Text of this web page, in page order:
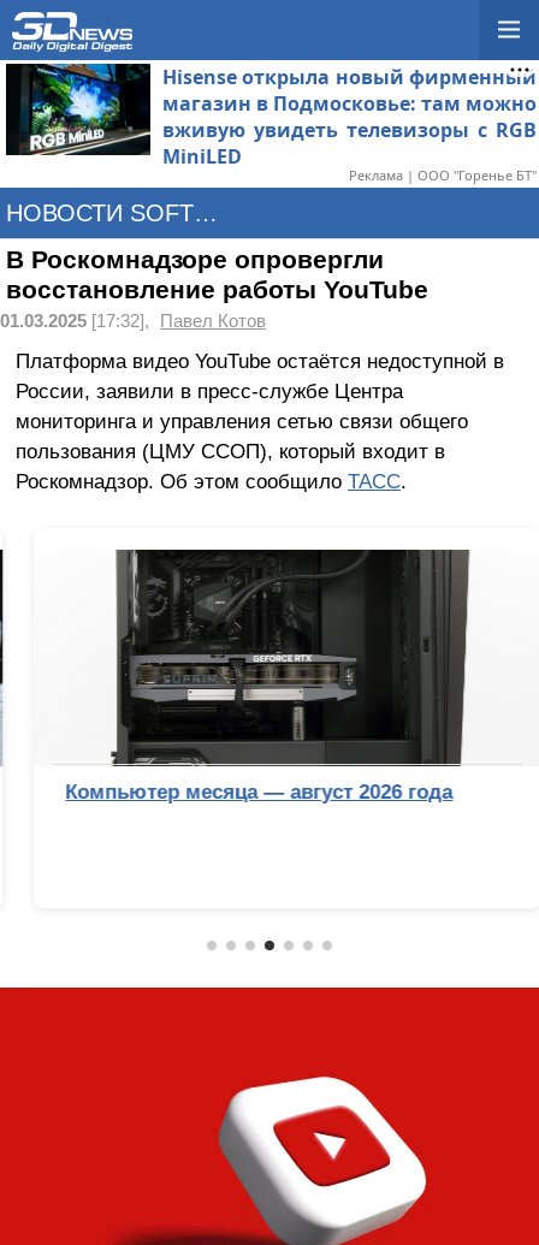
Hisense открыла новый фирменный
магазин в Подмосковье: там можно
вживую увидеть телевизоры с RGB
MiniLED
Реклама | ООО "Горенье БТ"
НОВОСТИ SOFTWARE
В Роскомнадзоре опровергли
восстановление работы YouTube
01.03.2025 [17:32], Павел Котов
Платформа видео YouTube остаётся недоступной в
России, заявили в пресс-службе Центра
мониторинга и управления сетью связи общего
пользования (ЦМУ ССОП), который входит в
Роскомнадзор. Об этом сообщило ТАСС.
Компьютер месяца — август 2026 года